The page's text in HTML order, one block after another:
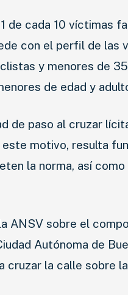
de cada 10 víctimas
con el perfil de las
y menores de
de edad y
de paso al cruzar
motivo, resulta
la norma, así
ANSV sobre el
Autónoma de
cruzar la calle sobre